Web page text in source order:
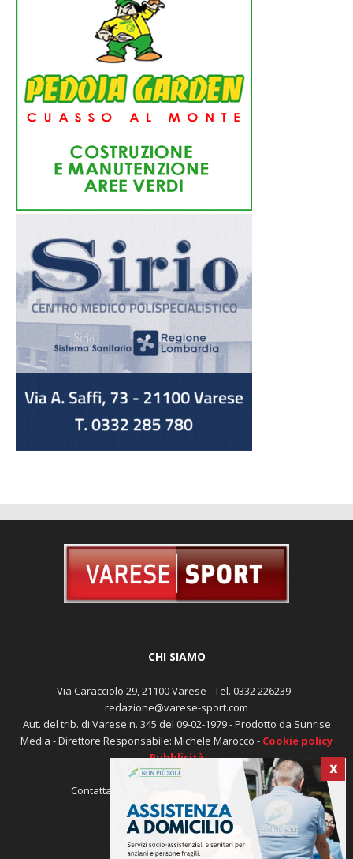
X
CHI SIAMO
Via Caracciolo 29, 21100 Varese - Tel. 0332 226239 -
redazione@varese-sport.com
Aut. del trib. di Varese n. 345 del 09-02-1979 - Prodotto da Sunrise
Media - Direttore Responsabile: Michele Marocco - Cookie policy
Pubblicità
Contattaci: redazione@varese-sport.com
SEGUICI